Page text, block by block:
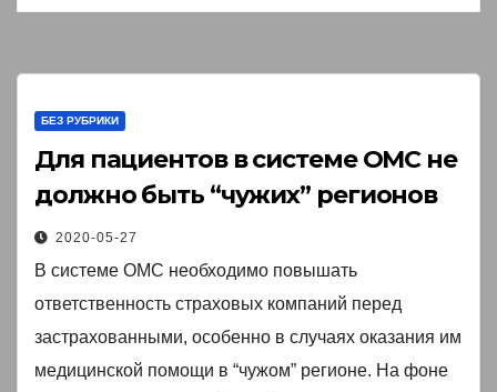
БЕЗ РУБРИКИ
Для пациентов в системе ОМС не
должно быть “чужих” регионов￼
2020-05-27
В системе ОМС необходимо повышать
ответственность страховых компаний перед
застрахованными, особенно в случаях оказания им
медицинской помощи в “чужом” регионе. На фоне